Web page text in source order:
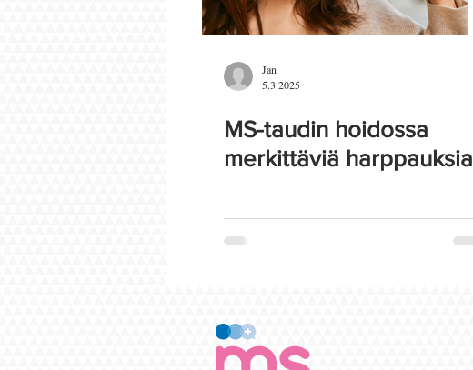
Jan
5.3.2025
MS-taudin hoidossa
merkittäviä harppauksia